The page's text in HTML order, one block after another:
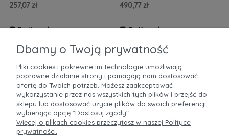
257,07 zł
Do Koszyka
490,77 zł
Do Koszyka
POMOC
MOJE KONTO
Dbamy o Twoją prywatność
Pliki cookies i pokrewne im technologie umożliwiają
poprawne działanie strony i pomagają nam dostosować
ofertę do Twoich potrzeb. Możesz zaakceptować
wykorzystanie przez nas wszystkich tych plików i przejść do
sklepu lub dostosować użycie plików do swoich preferencji,
wybierając opcję "Dostosuj zgody".
Więcej o plikach cookies przeczytasz w naszej Polityce
prywatności.